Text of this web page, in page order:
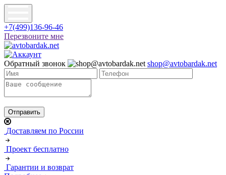
+7(499)136-96-46
Перезвоните мне
Обратный звонок shop@avtobardak.net
Доставляем по России
Проект бесплатно
Гарантии и возврат